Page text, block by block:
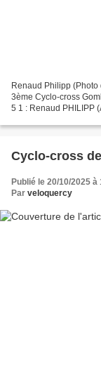
Renaud Philipp (Photo d'archives) Dimanche 19 octobre 2025 Marseille (13)
3ème Cyclo-cross
5 1 : Renaud PHILIPP
Cyclo-cross
Publié le 20/10/2025 à
Par veloquercy